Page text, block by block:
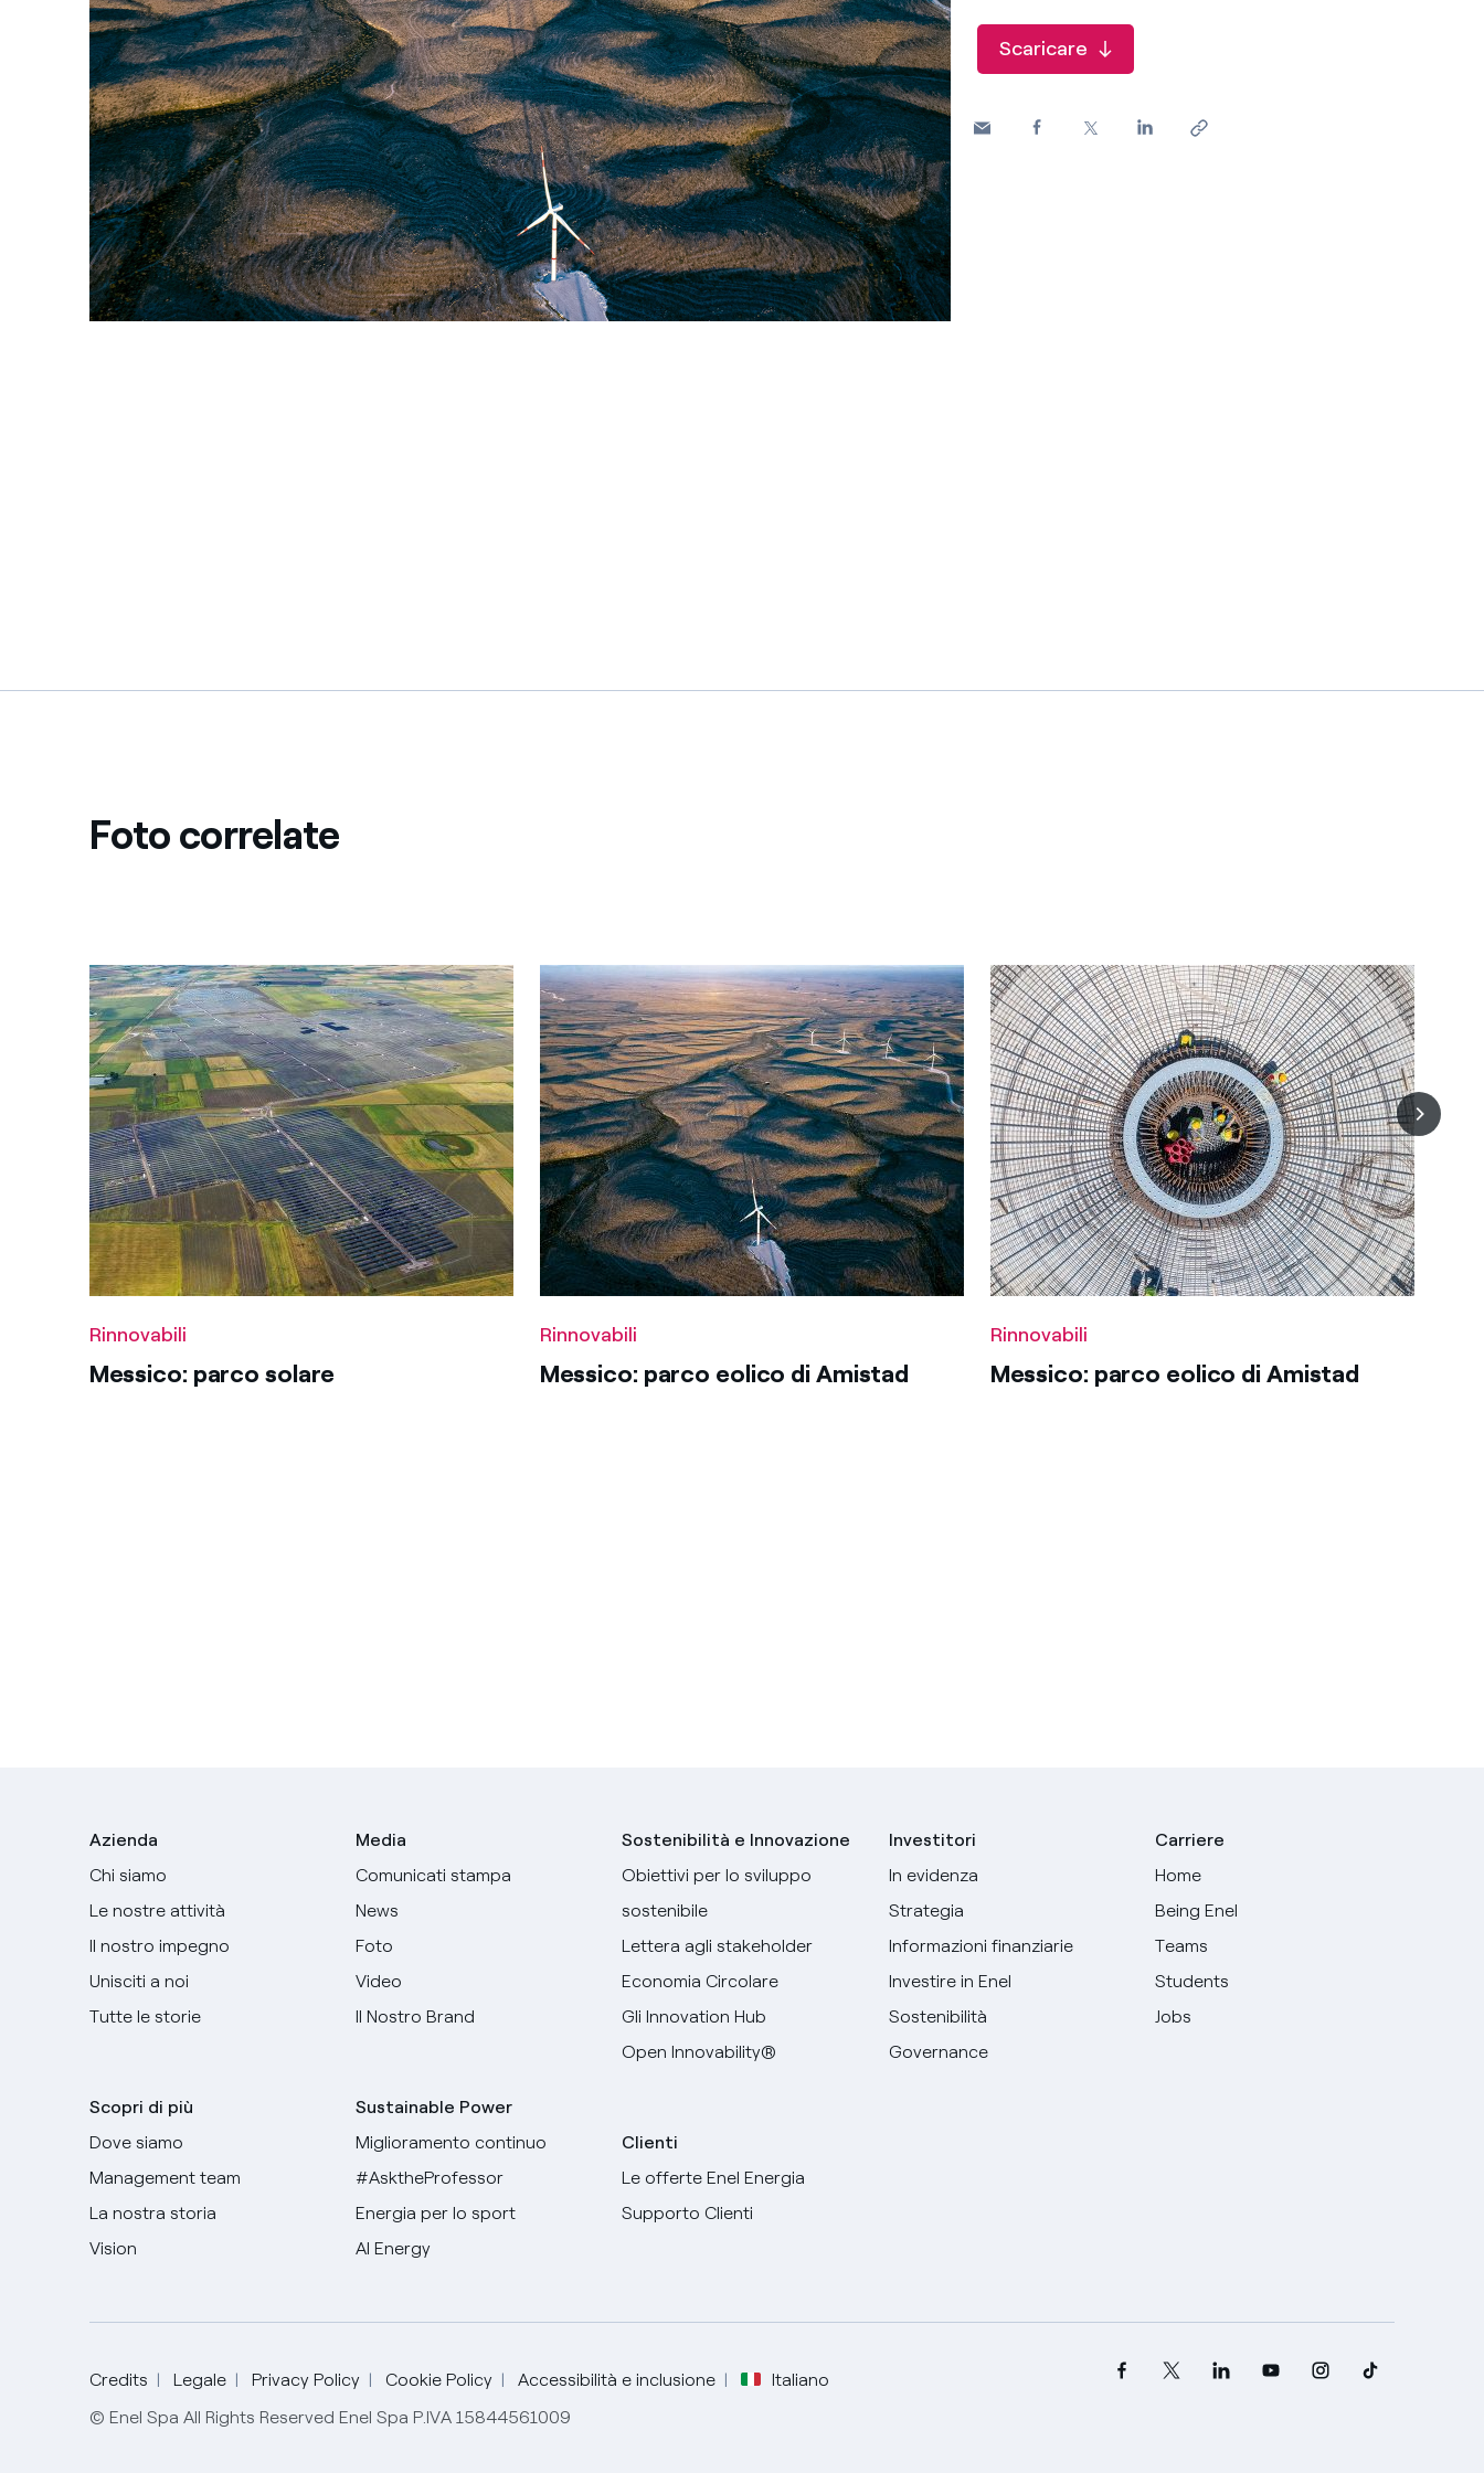
Enel Cuore
Sosteniamo le iniziative delle organizzazioni non
profit
Ethical Channel Il canale dove segnalare violazioni delle nostre policy
Archivio Storico Raccontiamo la storia dell'elettricità in Italia
Messico
Nord America
Scaricare
Foto correlate
Rinnovabili
Messico: parco solare
Rinnovabili
Messico: parco eolico di Amistad
Rinnovabili
Messico: parco eolico di Amistad
Azienda
Chi siamo
Le nostre attività
Il nostro impegno
Unisciti a noi
Tutte le storie
Scopri di più
Dove siamo
Management team
La nostra storia
Vision
Media
Comunicati stampa
News
Foto
Video
Il Nostro Brand
Sustainable Power
Miglioramento continuo
#AsktheProfessor
Energia per lo sport
AI Energy
Sostenibilità e Innovazione
Obiettivi per lo sviluppo
sostenibile
Lettera agli stakeholder
Economia Circolare
Gli Innovation Hub
Open Innovability®
Clienti
Le offerte Enel Energia
Supporto Clienti
Investitori
In evidenza
Strategia
Informazioni finanziarie
Investire in Enel
Sostenibilità
Governance
Carriere
Home
Being Enel
Teams
Students
Jobs
Credits Legale Privacy Policy Cookie Policy Accessibilità e inclusione Italiano
Seleziona la tua lingua
© Enel Spa All Rights Reserved Enel Spa P.IVA 15844561009